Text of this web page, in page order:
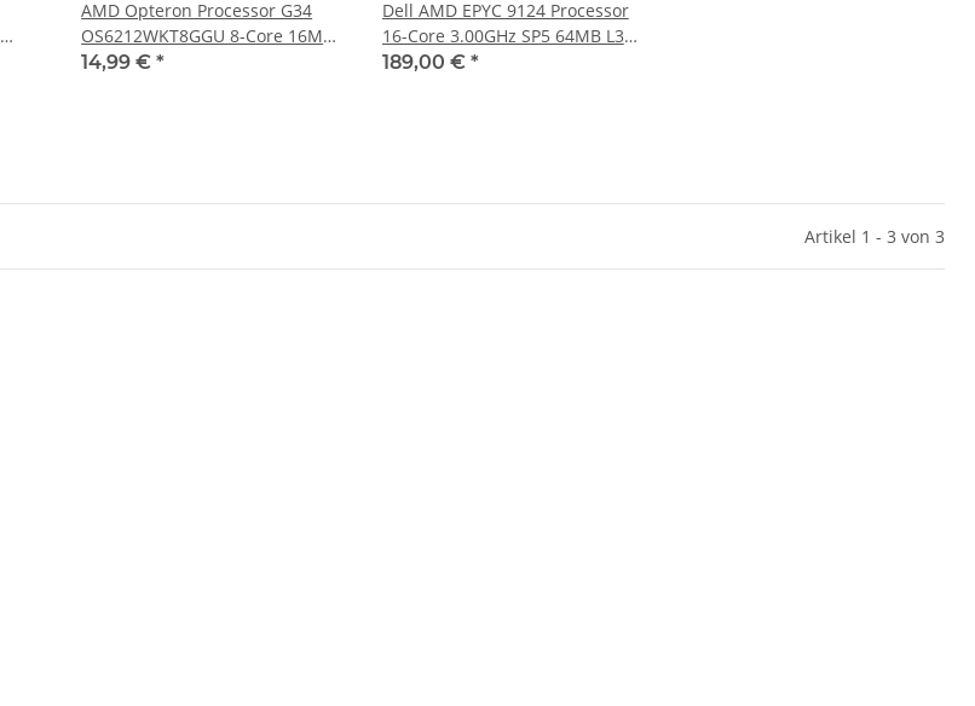
AMD Opteron Processor G34
OS6212WKT8GGU 8-Core 16MB
Cache, 2.6 GHz
14,99 €*
Dell AMD EPYC 9124 Processor
16-Core 3.00GHz SP5 64MB L3
Cache 100-000000802
189,00 € *
Artikel 1 - 3 von 3